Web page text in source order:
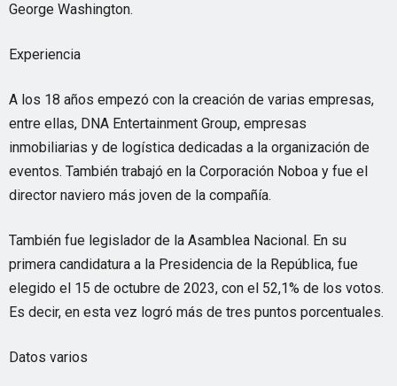
George Washington.
Experiencia
A los 18 años empezó con la creación de varias empresas,
entre ellas, DNA Entertainment Group, empresas
inmobiliarias y de logística dedicadas a la organización de
eventos. También trabajó en la Corporación Noboa y fue el
director naviero más joven de la compañía.
También fue legislador de la Asamblea Nacional. En su
primera candidatura a la Presidencia de la República, fue
elegido el 15 de octubre de 2023, con el 52,1% de los votos.
Es decir, en esta vez logró más de tres puntos porcentuales.
Datos varios